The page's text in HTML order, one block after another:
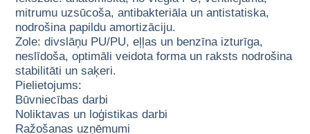
mitrumu uzsūcoša, antibakteriāla un antistatiska,
nodrošina papildu amortizāciju.
Zole: divslāņu PU/PU, eļļas un benzīna izturīga,
neslīdoša, optimāli veidota forma un raksts nodrošina
stabilitāti un saķeri.
Pielietojums:
Būvniecības darbi
Noliktavas un loģistikas darbi
Ražošanas uzņēmumi